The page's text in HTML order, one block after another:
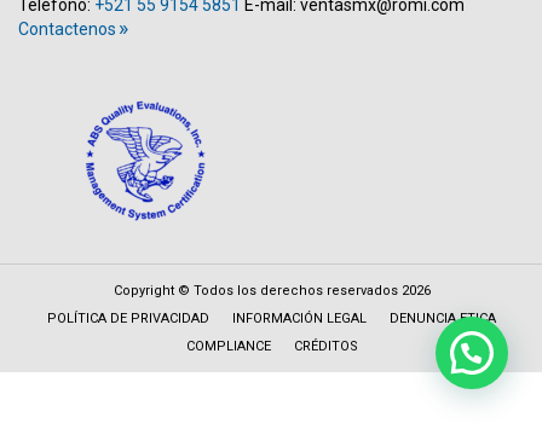
Teléfono: +521 55 9154 5851 E-mail: ventasmx@romi.com
Contactenos
Copyright © Todos los derechos reservados 2026
POLÍTICA DE PRIVACIDAD
INFORMACIÓN LEGAL
DENUNCIA ETICA
COMPLIANCE
CRÉDITOS